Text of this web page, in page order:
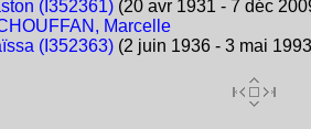
(I352361)(20 avr 1931 - 7 déc
Marcelle
(I352363)(2 juin 1936 - 3 mai